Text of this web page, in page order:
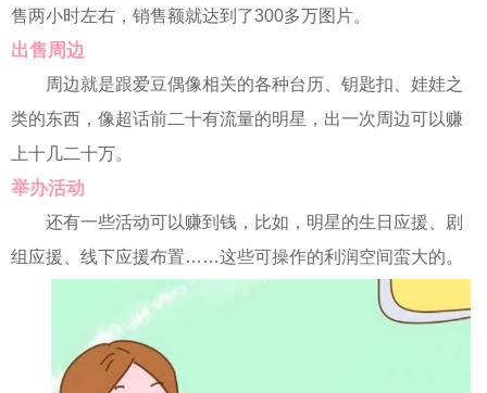
售两小时左右，销售额就达到了300多万图片。
出售周边
周边就是跟爱豆偶像相关的各种台历、钥匙扣、娃娃之
类的东西，像超话前二十有流量的明星，出一次周边可以赚
上十几二十万。
举办活动
还有一些活动可以赚到钱，比如，明星的生日应援、剧
组应援、线下应援布置……这些可操作的利润空间蛮大的。